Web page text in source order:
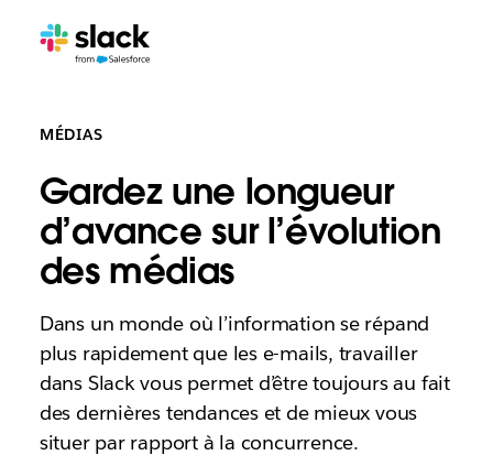
MÉDIAS
Gardez une longueur
d’avance sur l’évolution
des médias
Dans un monde où l’information se répand
plus rapidement que les e-mails, travailler
dans Slack vous permet d’être toujours au fait
des dernières tendances et de mieux vous
situer par rapport à la concurrence.